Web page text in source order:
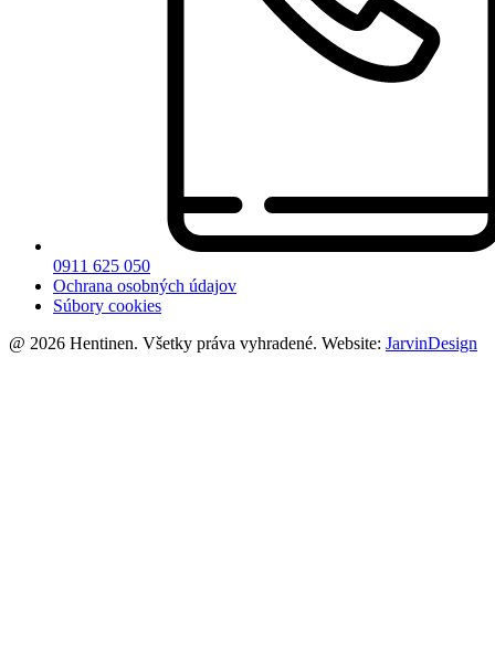
0911 625 050
Ochrana osobných údajov
Súbory cookies
@ 2026 Hentinen. Všetky práva vyhradené. Website: JarvinDesign